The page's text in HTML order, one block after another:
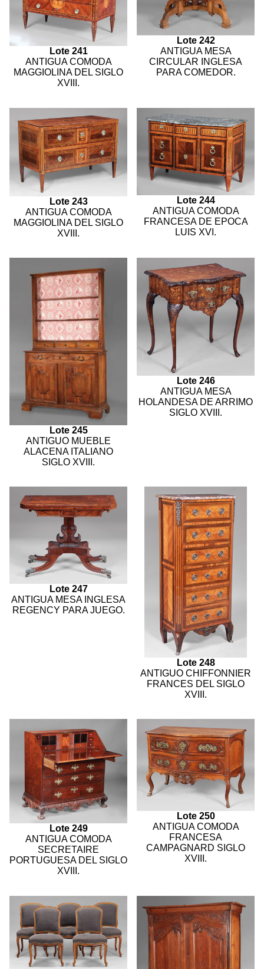
Lote 241
ANTIGUA COMODA
MAGGIOLINA DEL SIGLO
XVIII.
Lote 242
ANTIGUA MESA
CIRCULAR INGLESA
PARA COMEDOR.
Lote 243
ANTIGUA COMODA
MAGGIOLINA DEL SIGLO
XVIII.
Lote 244
ANTIGUA COMODA
FRANCESA DE EPOCA
LUIS XVI.
Lote 245
ANTIGUO MUEBLE
ALACENA ITALIANO
SIGLO XVIII.
Lote 246
ANTIGUA MESA
HOLANDESA DE ARRIMO
SIGLO XVIII.
Lote 247
ANTIGUA MESA INGLESA
REGENCY PARA JUEGO.
Lote 248
ANTIGUO CHIFFONNIER
FRANCES DEL SIGLO
XVIII.
Lote 249
ANTIGUA COMODA
SECRETAIRE
PORTUGUESA DEL SIGLO
XVIII.
Lote 250
ANTIGUA COMODA
FRANCESA
CAMPAGNARD SIGLO
XVIII.